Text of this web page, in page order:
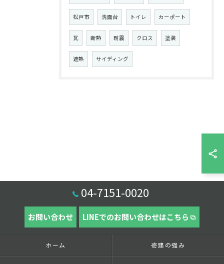
松戸市 洗面台 トイレ カーポート
瓦 断熱 耐震 クロス 塗装
遮熱 サイディング
04-7151-0020
お問い合わせ LINEでのお問い合わせはこちら
ホーム 壱建の強み